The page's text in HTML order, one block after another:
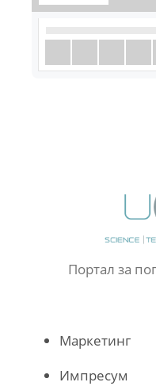
Портал за
Маркетинг
Импресум